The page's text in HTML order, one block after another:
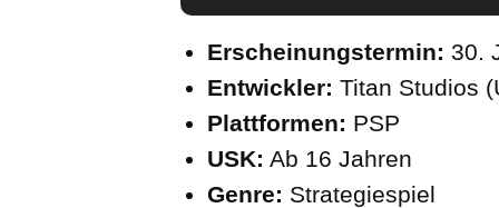
Erscheinungstermin: 30.
Entwickler: Titan Studios
Plattformen: PSP
USK: Ab 16 Jahren
Genre: Strategiespiel